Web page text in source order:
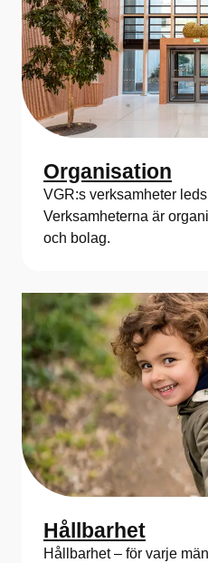
Organisation
VGR:s verksamheter
Verksamheterna är
och bolag.
Hållbarhet
Hållbarhet – för varje